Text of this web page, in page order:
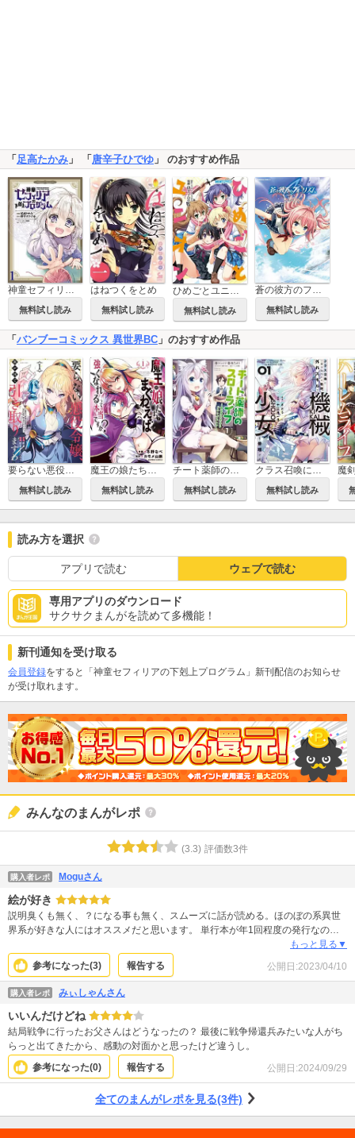
「 足高たかみ 」 「 唐辛子ひでゆ 」 のおすすめ作品
神童セフィリアの下剋上プログラム WEBコミックガンマぷらす連載版
無料試し読み
はねつくをとめ
無料試し読み
ひめごとユニオン
無料試し読み
蒼の彼方のフォーリズム
無料試し読み
「 バンブーコミックス 異世界BC 」のおすすめ作品
要らない悪役令嬢、我が国で引き取りますわ 優秀なご令嬢方を追放だなんて愚かな真似、国を滅ぼしましてよ？
無料試し読み
魔王の娘たちとまぐわえば強くなれるって本当ですか？
無料試し読み
チート薬師のスローライフ
無料試し読み
クラス召喚に巻き込まれた教師、外れスキルで機械少女を修理する
無料試し読み
読み方を選択
アプリで読む ウェブで読む
専用アプリのダウンロード
サクサクまんがを読めて多機能！
新刊通知を受け取る
会員登録をすると「神童セフィリアの下剋上プログラム」新刊配信のお知らせ
が受け取れます。
みんなのまんがレポ
(3.3) 評価数3件
購入者レポ Moguさん
絵が好き
説明臭くも無く、？になる事も無く、スムーズに話が読める。ほのぼの系異世
界系が好きな人にはオススメだと思います。 単行本が年1回程度の発行なの
もっと見る▼
参考になった(3) 報告する 公開日:2023/04/10
購入者レポ みぃしゃんさん
いいんだけどね
結局戦争に行ったお父さんはどうなったの？ 最後に戦争帰還兵みたいな人がち
らっと出てきたから、感動の対面かと思ったけど違うし。
参考になった(0) 報告する 公開日:2024/09/29
全てのまんがレポを見る(3件)